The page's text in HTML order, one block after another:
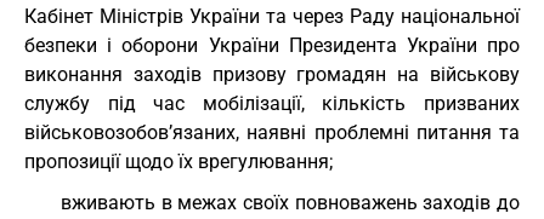
Кабінет Міністрів України та через Раду національної
безпеки і оборони України Президента України про
виконання заходів призову громадян на військову
службу під час мобілізації, кількість призваних
військовозобов’язаних, наявні проблемні питання та
пропозиції щодо їх врегулювання;
вживають в межах своїх повноважень заходів до